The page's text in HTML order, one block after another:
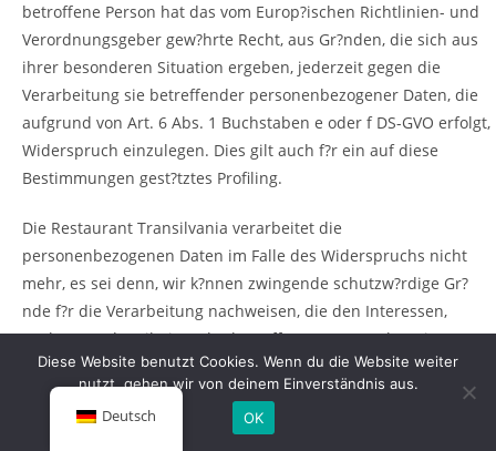
betroffene Person hat das vom Europ?ischen Richtlinien- und
Verordnungsgeber gew?hrte Recht, aus Gr?nden, die sich aus
ihrer besonderen Situation ergeben, jederzeit gegen die
Verarbeitung sie betreffender personenbezogener Daten, die
aufgrund von Art. 6 Abs. 1 Buchstaben e oder f DS-GVO erfolgt,
Widerspruch einzulegen. Dies gilt auch f?r ein auf diese
Bestimmungen gest?tztes Profiling.
Die Restaurant Transilvania verarbeitet die
personenbezogenen Daten im Falle des Widerspruchs nicht
mehr, es sei denn, wir k?nnen zwingende schutzw?rdige Gr?
nde f?r die Verarbeitung nachweisen, die den Interessen,
Rechten und Freiheiten der betroffenen Person ?berwiegen,
oder die Verarbeitung dient der Geltendmachung, Aus?bung
oder Verteidigung von Rechtsanspr?chen.
Deutsch
Diese Website benutzt Cookies. Wenn du die Website weiter
nutzt, gehen wir von deinem Einverständnis aus.
OK